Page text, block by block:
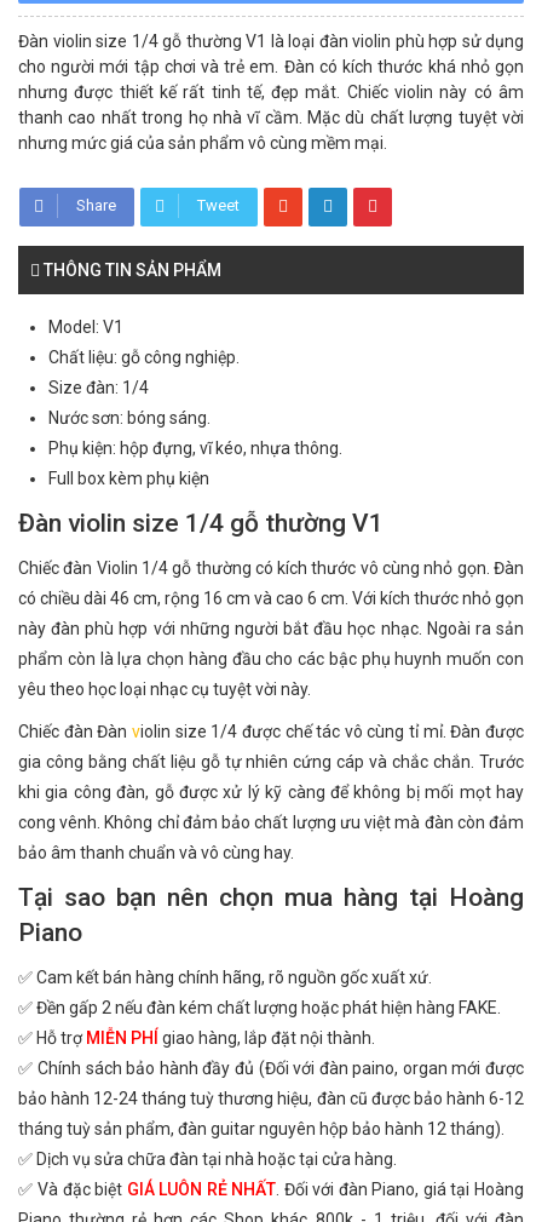
Đàn violin size 1/4 gỗ thường V1 là loại đàn violin phù hợp sử dụng
cho người mới tập chơi và trẻ em. Đàn có kích thước khá nhỏ gọn
nhưng được thiết kế rất tinh tế, đẹp mắt. Chiếc violin này có âm
thanh cao nhất trong họ nhà vĩ cầm. Mặc dù chất lượng tuyệt vời
nhưng mức giá của sản phẩm vô cùng mềm mại.
Share Tweet
THÔNG TIN SẢN PHẨM
Model: V1
Chất liệu: gỗ công nghiệp.
Size đàn: 1/4
Nước sơn: bóng sáng.
Phụ kiện: hộp đựng, vĩ kéo, nhựa thông.
Full box kèm phụ kiện
Đàn violin size 1/4 gỗ thường V1
Chiếc đàn Violin 1/4 gỗ thường có kích thước vô cùng nhỏ gọn. Đàn
có chiều dài 46 cm, rộng 16 cm và cao 6 cm. Với kích thước nhỏ gọn
này đàn phù hợp với những người bắt đầu học nhạc. Ngoài ra sản
phẩm còn là lựa chọn hàng đầu cho các bậc phụ huynh muốn con
yêu theo học loại nhạc cụ tuyệt vời này.
Chiếc đàn Đàn violin size 1/4 được chế tác vô cùng tỉ mỉ. Đàn được
gia công bằng chất liệu gỗ tự nhiên cứng cáp và chắc chắn. Trước
khi gia công đàn, gỗ được xử lý kỹ càng để không bị mối mọt hay
cong vênh. Không chỉ đảm bảo chất lượng ưu việt mà đàn còn đảm
bảo âm thanh chuẩn và vô cùng hay.
Tại sao bạn nên chọn mua hàng tại Hoàng
Piano
✅ Cam kết bán hàng chính hãng, rõ nguồn gốc xuất xứ.
✅ Đền gấp 2 nếu đàn kém chất lượng hoặc phát hiện hàng FAKE.
✅ Hỗ trợ MIỄN PHÍ giao hàng, lắp đặt nội thành.
✅ Chính sách bảo hành đầy đủ (Đối với đàn paino, organ mới được
bảo hành 12-24 tháng tuỳ thương hiệu, đàn cũ được bảo hành 6-12
tháng tuỳ sản phẩm, đàn guitar nguyên hộp bảo hành 12 tháng).
✅ Dịch vụ sửa chữa đàn tại nhà hoặc tại cửa hàng.
✅ Và đặc biệt GIÁ LUÔN RẺ NHẤT . Đối với đàn Piano, giá tại Hoàng